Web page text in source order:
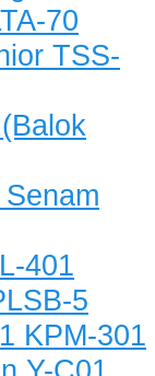
70
TSS-
401
5
KPM-301